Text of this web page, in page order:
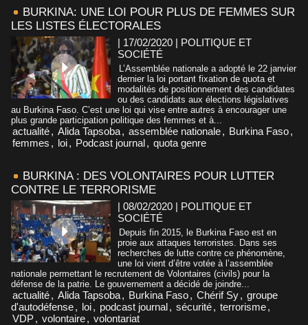
BURKINA: UNE LOI POUR PLUS DE FEMMES SUR
LES LISTES ÉLECTORALES
| 17/02/2020 | POLITIQUE ET
SOCIÉTÉ
L’Assemblée nationale a adopté le 22 janvier
dernier la loi portant fixation de quota et
modalités de positionnement des candidates
ou des candidats aux élections législatives
au Burkina Faso. C’est une loi qui vise entre autres à encourager une
plus grande participation politique des femmes et à...
actualité, Alida Tapsoba, assemblée nationale, Burkina Faso,
femmes , loi, Podcast journal, quota genre
BURKINA : DES VOLONTAIRES POUR LUTTER
CONTRE LE TERRORISME
| 08/02/2020 | POLITIQUE ET
SOCIÉTÉ
Depuis fin 2015, le Burkina Faso est en
proie aux attaques terroristes. Dans ses
recherches de lutte contre ce phénomène,
une loi vient d’être votée à l’assemblée
nationale permettant le recrutement de Volontaires (civils) pour la
défense de la patrie. Le gouvernement a décidé de joindre...
actualité, Alida Tapsoba, Burkina Faso, Chérif Sy, groupe
d'autodéfense, loi, podcast journal, sécurité, terrorisme,
VDP, volontaire, volontariat